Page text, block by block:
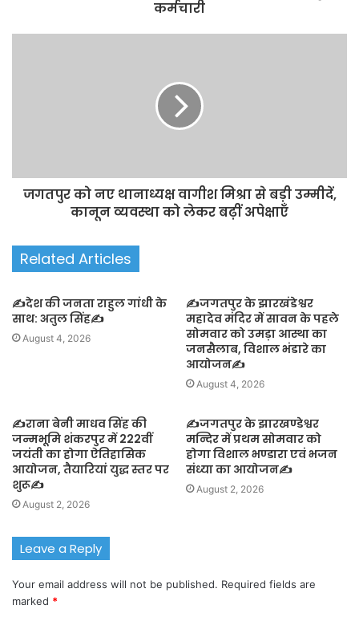
कर्मचारी
जगतपुर को नए थानाध्यक्ष वागीश मिश्रा से बड़ी उम्मीदें,
कानून व्यवस्था को लेकर बढ़ीं अपेक्षाएँ
Related Articles
✍️देश की जनता राहुल गांधी के
साथ: अतुल सिंह✍️
August 4, 2026
✍️जगतपुर के झारखंडेश्वर
महादेव मंदिर में सावन के पहले
सोमवार को उमड़ा आस्था का
जनसैलाब, विशाल भंडारे का
आयोजन✍️
August 4, 2026
✍️राना बेनी माधव सिंह की
जन्मभूमि शंकरपुर में 222वीं
जयंती का होगा ऐतिहासिक
आयोजन, तैयारियां युद्ध स्तर पर
शुरू✍️
August 2, 2026
✍️जगतपुर के झारखण्डेश्वर
मन्दिर में प्रथम सोमवार को
होगा विशाल भण्डारा एवं भजन
संध्या का आयोजन✍️
August 2, 2026
Leave a Reply
Your email address will not be published. Required fields are
marked *